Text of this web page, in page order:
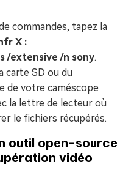
commandes, tapez la
X :
/extensive /n sony.
carte SD ou du
de votre caméscope
la lettre de lecteur où
le fichiers récupérés.
outil open-source
vidéo